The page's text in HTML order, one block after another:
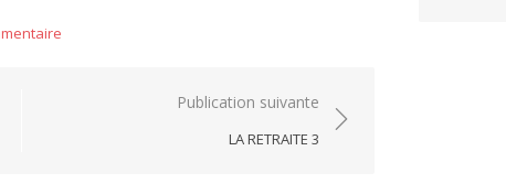
Publication suivante
LA RETRAITE 3